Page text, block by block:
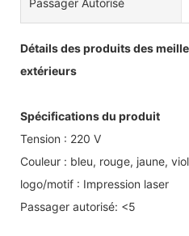
Détails des produits des
extérieurs
Spécifications du produit
Tension : 220 V
Couleur : bleu, rouge, jaune,
logo/motif : Impression laser
Passager autorisé: <5